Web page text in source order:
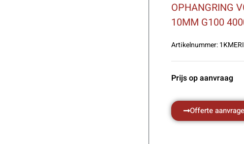
OPHANGRING
10MM G100
Artikelnummer:
Prijs op aanvraag
Offerte